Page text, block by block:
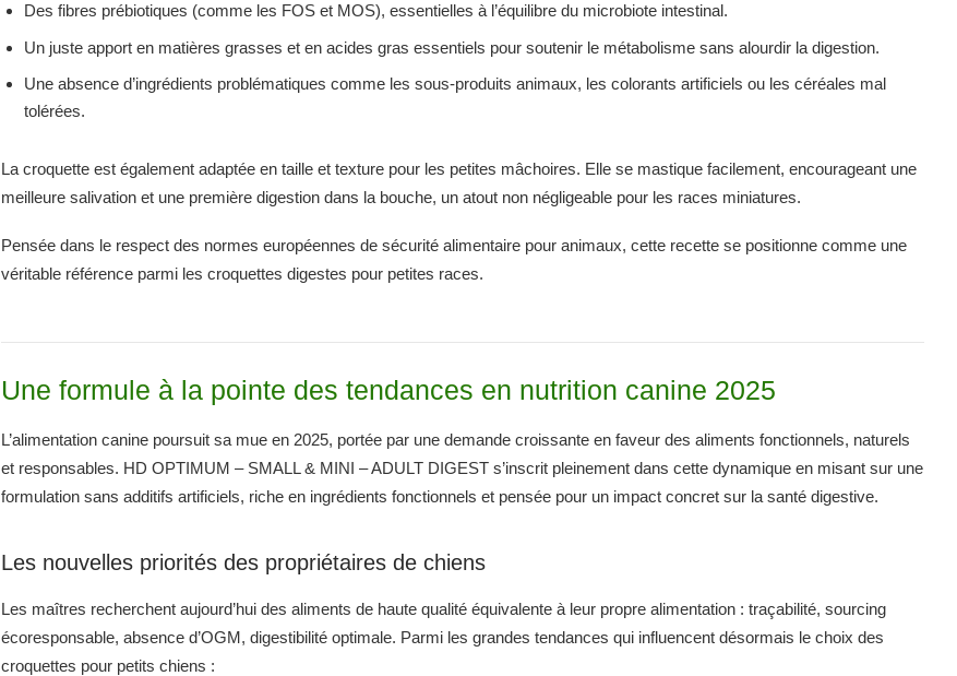
Des fibres prébiotiques (comme les FOS et MOS), essentielles à l’équilibre du microbiote intestinal.
Un juste apport en matières grasses et en acides gras essentiels pour soutenir le métabolisme sans alourdir la digestion.
Une absence d’ingrédients problématiques comme les sous-produits animaux, les colorants artificiels ou les céréales mal
tolérées.
La croquette est également adaptée en taille et texture pour les petites mâchoires. Elle se mastique facilement, encourageant une
meilleure salivation et une première digestion dans la bouche, un atout non négligeable pour les races miniatures.
Pensée dans le respect des normes européennes de sécurité alimentaire pour animaux, cette recette se positionne comme une
véritable référence parmi les croquettes digestes pour petites races.
Une formule à la pointe des tendances en nutrition canine 2025
L’alimentation canine poursuit sa mue en 2025, portée par une demande croissante en faveur des aliments fonctionnels, naturels
et responsables. HD OPTIMUM – SMALL & MINI – ADULT DIGEST s’inscrit pleinement dans cette dynamique en misant sur une
formulation sans additifs artificiels, riche en ingrédients fonctionnels et pensée pour un impact concret sur la santé digestive.
Les nouvelles priorités des propriétaires de chiens
Les maîtres recherchent aujourd’hui des aliments de haute qualité équivalente à leur propre alimentation : traçabilité, sourcing
écoresponsable, absence d’OGM, digestibilité optimale. Parmi les grandes tendances qui influencent désormais le choix des
croquettes pour petits chiens :